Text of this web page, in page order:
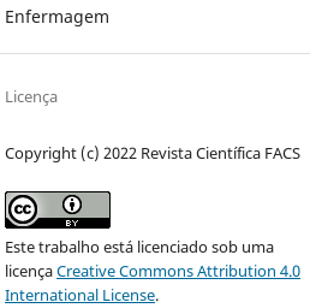
Enfermagem
Licença
Copyright (c) 2022 Revista Científica FACS
Este trabalho está licenciado sob uma
licençaCreative Commons Attribution 4.0
International License.